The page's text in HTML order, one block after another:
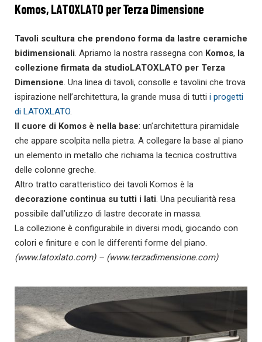
Komos, LATOXLATO per Terza Dimensione
Tavoli scultura che prendono forma da lastre ceramiche
bidimensionali. Apriamo la nostra rassegna con Komos, la
collezione firmata da studioLATOXLATO per Terza
Dimensione. Una linea di tavoli, consolle e tavolini che trova
ispirazione nell’architettura, la grande musa di tutti i progetti
di LATOXLATO.
Il cuore di Komos è nella base: un’architettura piramidale
che appare scolpita nella pietra. A collegare la base al piano
un elemento in metallo che richiama la tecnica costruttiva
delle colonne greche.
Altro tratto caratteristico dei tavoli Komos è la
decorazione continua su tutti i lati. Una peculiarità resa
possibile dall’utilizzo di lastre decorate in massa.
La collezione è configurabile in diversi modi, giocando con
colori e finiture e con le differenti forme del piano.
(www.latoxlato.com) – (www.terzadimensione.com)